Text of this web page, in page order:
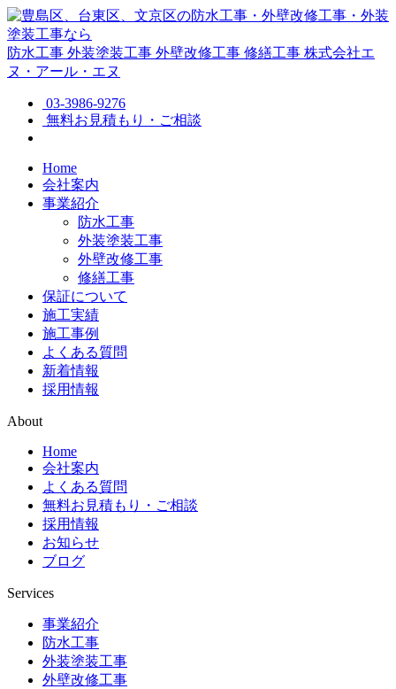
防水工事 外装塗装工事 外壁改修工事 修繕工事 株式会社エ
ヌ・アール・エヌ
03-3986-9276
無料お見積もり・ご相談
Home
会社案内
事業紹介
防水工事
外装塗装工事
外壁改修工事
修繕工事
保証について
施工実績
施工事例
よくある質問
新着情報
採用情報
About
Home
会社案内
よくある質問
無料お見積もり・ご相談
採用情報
お知らせ
ブログ
Services
事業紹介
防水工事
外装塗装工事
外壁改修工事